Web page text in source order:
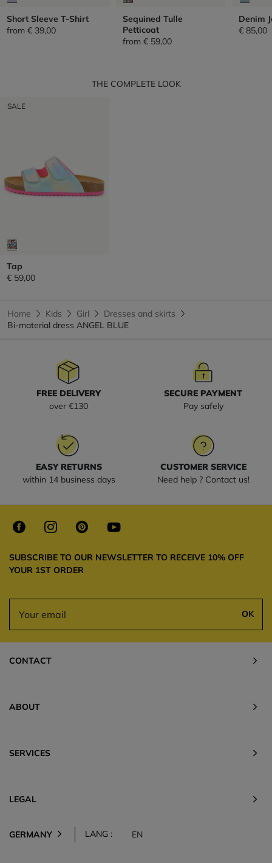
Short Sleeve T-Shirt
from € 39,00
Sequined Tulle
Petticoat
from € 59,00
Denim
€ 85,00
THE COMPLETE LOOK
SALE
Tap
€ 59,00
Home Kids Girl
Dresses and skirts
Bi-material dress ANGEL BLUE
FREE DELIVERY
over €130
SECURE PAYMENT
Pay safely
EASY RETURNS
within 14 business days
CUSTOMER SERVICE
Need help ? Contact us!
SUBSCRIBE TO OUR NEWSLETTER TO RECEIVE 10% OFF
YOUR 1ST ORDER
OK
CONTACT
ABOUT
SERVICES
LEGAL
GERMANY LANG : EN